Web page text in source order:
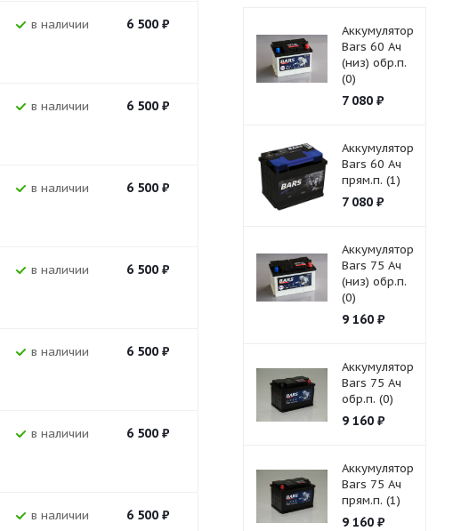
В наличии 6 500₽
В наличии 6 500₽
В наличии 6 500₽
В наличии 6 500₽
В наличии 6 500₽
В наличии 6 500₽
В наличии 6 500₽
Аккумулятор
Bars 60 Ач
(низ) обр.п.
(0)
7 080₽
Аккумулятор
Bars 60 Ач
прям.п. (1)
7 080₽
Аккумулятор
Bars 75 Ач
(низ) обр.п.
(0)
9 160₽
Аккумулятор
Bars 75 Ач
обр.п. (0)
9 160₽
Аккумулятор
Bars 75 Ач
прям.п. (1)
9 160₽